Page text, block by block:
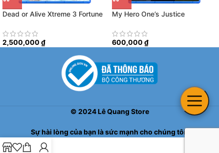
Dead or Alive Xtreme 3 Fortune
2,500,000 ₫
My Hero One’s Justice
600,000 ₫
© 2024Lê Quang Store
Sự hài lòng của bạn là sức mạnh cho chúng tôi!